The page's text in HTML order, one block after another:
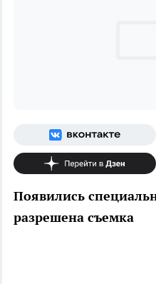
Появились
разрешена съемка